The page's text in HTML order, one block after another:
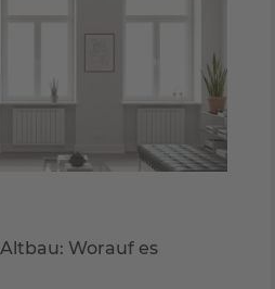
Worauf es